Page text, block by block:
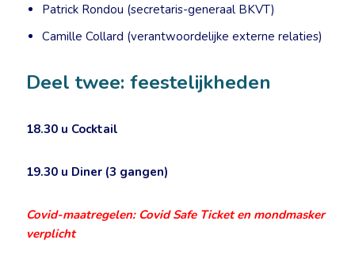
Patrick Rondou (secretaris-generaal BKVT)
Camille Collard (verantwoordelijke externe relaties)
Deel twee: feestelijkheden
18.30 u Cocktail
19.30 u Diner (3 gangen)
Covid-maatregelen: Covid Safe Ticket en mondmasker
verplicht